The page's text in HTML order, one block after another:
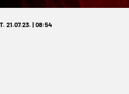
21.07.23. | 08:54